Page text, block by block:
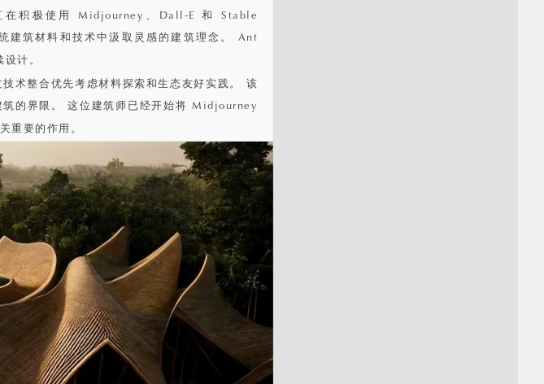
积极使用 Midjourney、Dall-E 和 Stable
建筑材料和技术中汲取灵感的建筑理念。 Ant
计。
术整合优先考虑材料探索和生态友好实践。 该
的界限。 这位建筑师已经开始将 Midjourney
重要的作用。